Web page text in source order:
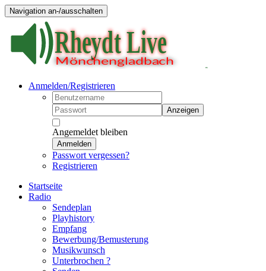
Navigation an-/ausschalten
Anmelden/Registrieren
Anzeigen
Angemeldet bleiben
Anmelden
Passwort vergessen?
Registrieren
Startseite
Radio
Sendeplan
Playhistory
Empfang
Bewerbung/Bemusterung
Musikwunsch
Unterbrochen ?